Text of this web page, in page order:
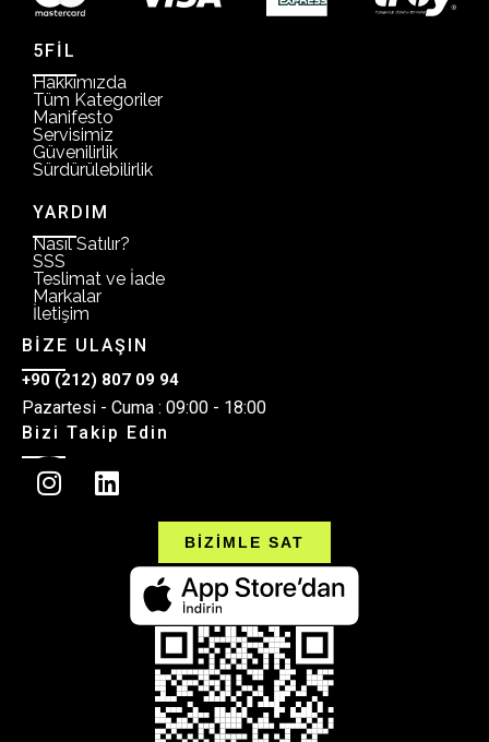
5FİL
Hakkımızda
Tüm Kategoriler
Manifesto
Servisimiz
Güvenilirlik
Sürdürülebilirlik
YARDIM
Nasıl Satılır?
SSS
Teslimat ve İade
Markalar
İletişim
BİZE ULAŞIN
+90 (212) 807 09 94
Pazartesi - Cuma : 09:00 - 18:00
Bizi Takip Edin
BİZİMLE SAT